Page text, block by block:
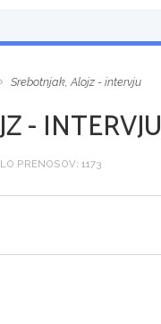
Srebotnjak, Alojz - intervju
- INTERVJU
PRENOSOV: 1173